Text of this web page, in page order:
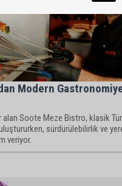
Modern
alan Soote Meze Bistro, klasik
sürdürülebilirlik ve
veriyor.